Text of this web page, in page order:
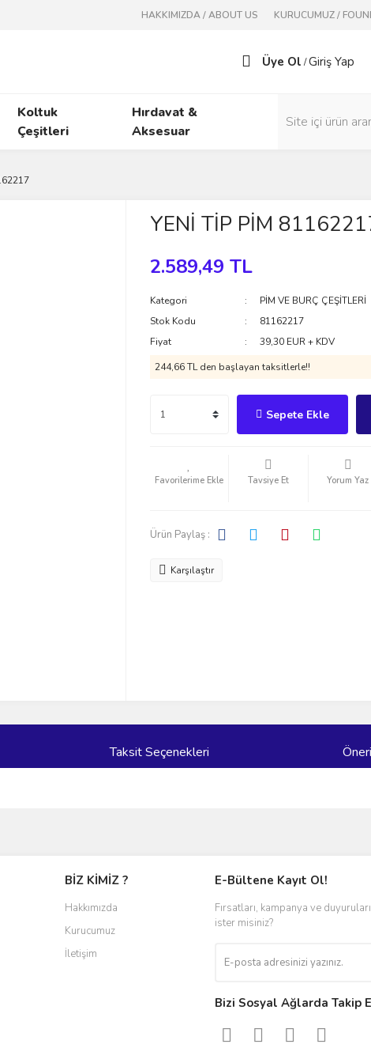
HAKKIMIZDA / ABOUT US KURUCUMUZ /
Üye Ol /Giriş Yap
Koltuk
Çeşitleri
Hırdavat &
Aksesuar
YENİ TİP PİM
2.589,49 TL
Kategori
PİM VE BURÇ ÇEŞİTLERİ
Stok Kodu
81162217
Fiyat
39,30 EUR + KDV
244,66 TL den başlayan taksitlerle!!
Sepete Ekle
Tavsiye Et Yorum Yaz
Ürün Paylaş :
Karşılaştır
Taksit Seçenekleri
BİZ KİMİZ ?
Hakkımızda
Kurucumuz
İletişim
E-Bültene Kayıt Ol!
Fırsatları, kampanya ve
ister misiniz?
Bizi Sosyal Ağlarda Takip